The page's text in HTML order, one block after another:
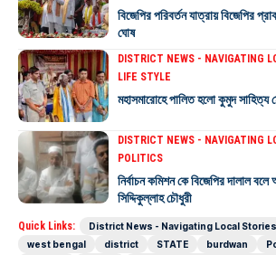
বিজেপির পরিবর্তন যাত্রায় বিজেপির
ঘোষ
DISTRICT NEWS - NAVIGATING
LIFE STYLE
মহাসমারোহে পালিত হলো কুমুদ সাহিত্য
DISTRICT NEWS - NAVIGATING
POLITICS
নির্বাচন কমিশন কে বিজেপির দালাল
সিদ্দিকুল্লাহ চৌধুরী
Quick Links: District News - Navigating Local Stories
west bengal
district STATE burdwan